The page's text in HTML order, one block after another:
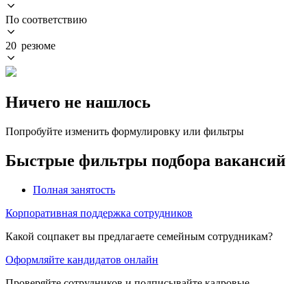
По соответствию
20 резюме
Ничего не нашлось
Попробуйте изменить формулировку или фильтры
Быстрые фильтры подбора вакансий
Полная занятость
Корпоративная поддержка сотрудников
Какой соцпакет вы предлагаете семейным сотрудникам?
Оформляйте кандидатов онлайн